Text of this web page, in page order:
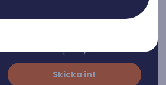
mina personuppgifter
erGDPR-policy
Skicka in!